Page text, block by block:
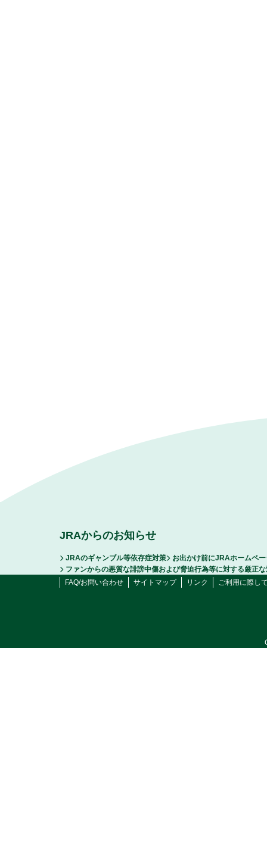
JRAからのお知らせ
JRAのギャンブル等依存症対策
お出かけ前にJRAホームペ
ファンからの悪質な誹謗中傷および脅迫行為等に対する厳正
FAQ/お問い合わせ
サイトマップ リンク ご利用に際し